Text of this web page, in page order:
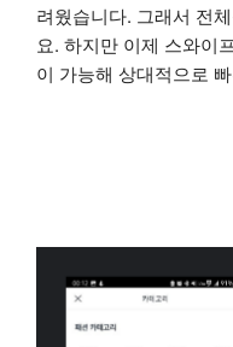
려웠습니다. 그래서 전
요. 하지만 이제 스와이
이 가능해 상대적으로